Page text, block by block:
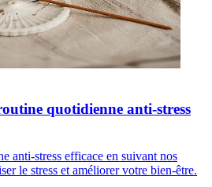
quotidienne anti-stress
anti-stress efficace en suivant nos
le stress et améliorer votre bien-être.